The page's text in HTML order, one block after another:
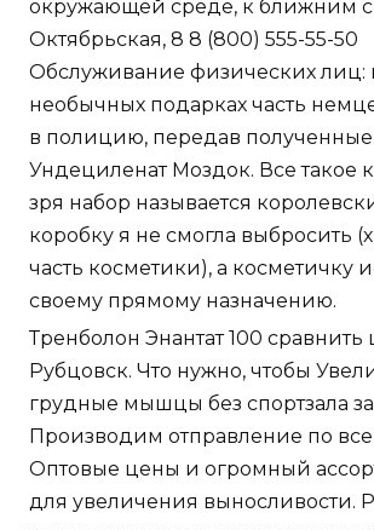
окружающей среде, к ближним
Октябрьская, 8 8 (800) 555-55-50
Обслуживание физических лиц:
необычных подарках часть
в полицию, передав
Ундециленат Моздок. Все такое
зря набор называется
коробку я не смогла выбросить
часть косметики), а косметичку
своему прямому назначению.
Тренболон Энантат 100 сравнить
Рубцовск. Что нужно, чтобы
грудные мышцы без спортзала
Производим отправление по
Оптовые цены и огромный
для увеличения выносливости.